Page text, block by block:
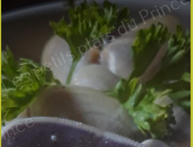
recette qui sublime les bulots vivants, ces
coquillages souvent mal aimés mais ô combien
délicieux lorsqu’ils sont bien préparés. Cuits dans
un bouillon aromatique et servis avec une
mayonnaise safranée au fenouil sauvage , ils
deviennent les stars d’un apéritif chic ou d’une
entrée iodée. �